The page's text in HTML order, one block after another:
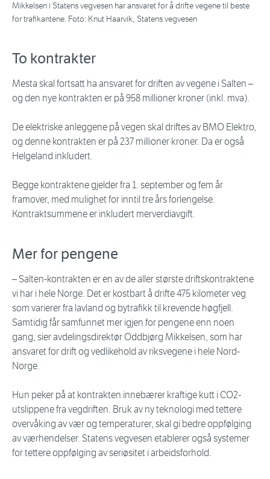
Mikkelsen i Statens vegvesen har ansvaret for å drifte vegene til beste
for trafikantene. Foto: Knut Haarvik, Statens vegvesen
To kontrakter
Mesta skal fortsatt ha ansvaret for driften av vegene i Salten –
og den nye kontrakten er på 958 millioner kroner (inkl. mva).
De elektriske anleggene på vegen skal driftes av BMO Elektro,
og denne kontrakten er på 237 millioner kroner. Da er også
Helgeland inkludert.
Begge kontraktene gjelder fra 1. september og fem år
framover, med mulighet for inntil tre års forlengelse.
Kontraktsummene er inkludert merverdiavgift.
Mer for pengene
– Salten-kontrakten er en av de aller største driftskontraktene
vi har i hele Norge. Det er kostbart å drifte 475 kilometer veg
som varierer fra lavland og bytrafikk til krevende høgfjell.
Samtidig får samfunnet mer igjen for pengene enn noen
gang, sier avdelingsdirektør Oddbjørg Mikkelsen, som har
ansvaret for drift og vedlikehold av riksvegene i hele Nord-
Norge.
Hun peker på at kontrakten innebærer kraftige kutt i CO2-
utslippene fra vegdriften. Bruk av ny teknologi med tettere
overvåking av vær og temperaturer, skal gi bedre oppfølging
av værhendelser. Statens vegvesen etablerer også systemer
for tettere oppfølging av seriøsitet i arbeidsforhold.